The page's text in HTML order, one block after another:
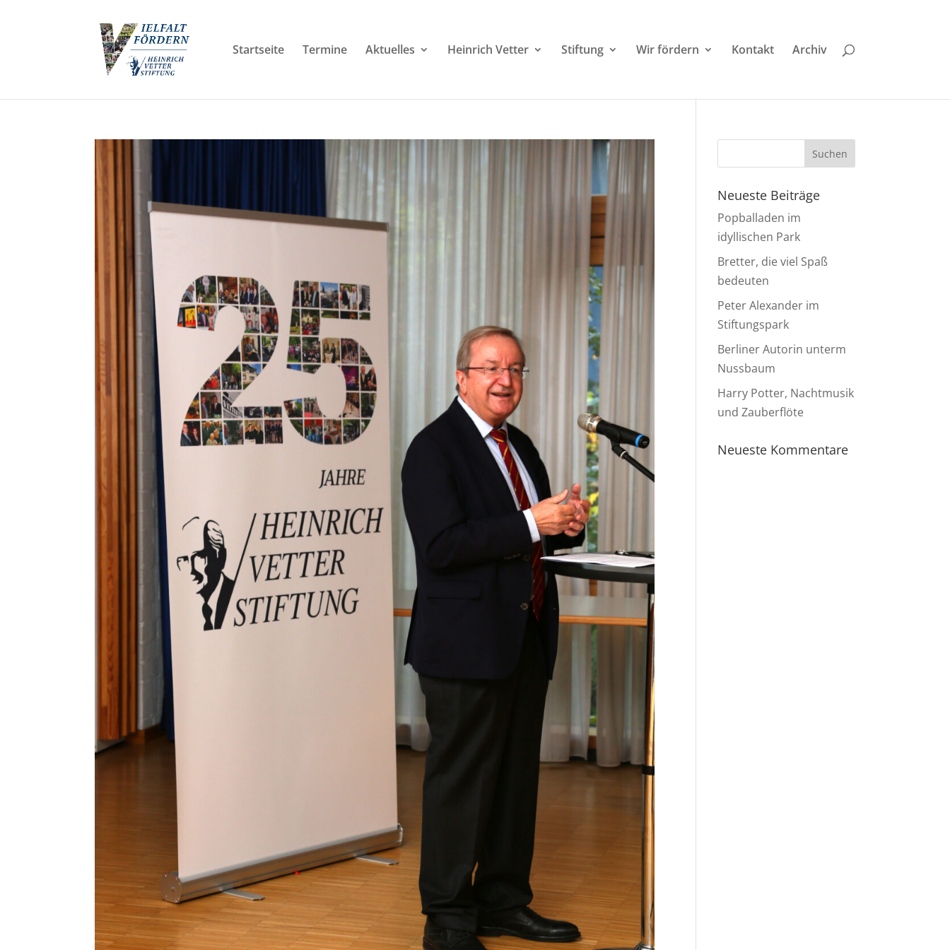
Startseite Termine Aktuelles Heinrich Vetter Stiftung Wir fördern Kontakt Archiv
Neueste Beiträge
Popballaden im
idyllischen Park
Bretter, die viel Spaß
bedeuten
Peter Alexander im
Stiftungspark
Berliner Autorin unterm
Nussbaum
Harry Potter, Nachtmusik
und Zauberflöte
Neueste Kommentare